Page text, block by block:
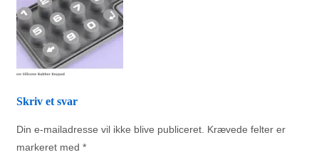
Skriv et svar
Din e-mailadresse vil ikke blive publiceret. Krævede felter er
markeret med *